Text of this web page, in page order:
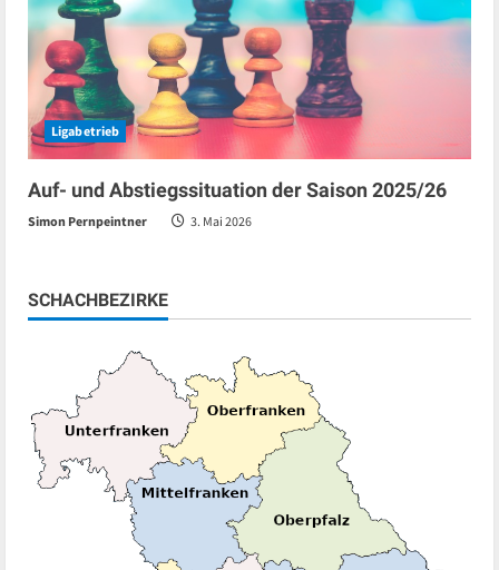
Ligabetrieb
Auf- und Abstiegssituation der Saison 2025/26
Simon Pernpeintner 3. Mai 2026
SCHACHBEZIRKE